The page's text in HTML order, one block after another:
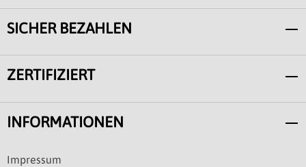
SICHER BEZAHLEN
ZERTIFIZIERT
INFORMATIONEN
Impressum